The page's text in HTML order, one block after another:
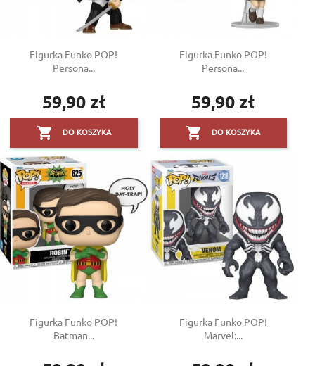
Figurka Funko POP!
Persona...
Cena
59,90 zł
 DO KOSZYKA
Figurka Funko POP!
Persona...
Cena
59,90 zł
 DO KOSZYKA
Figurka Funko POP!
Batman...
Figurka Funko POP!
Marvel:...